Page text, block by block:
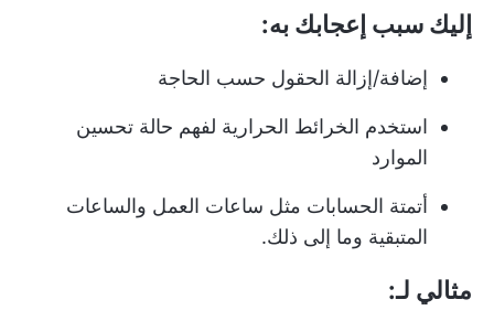
إليك سبب إعجابك به:
إضافة/إزالة الحقول حسب الحاجة
استخدم الخرائط الحرارية لفهم حالة تحسين
الموارد
أتمتة الحسابات مثل ساعات العمل والساعات
المتبقية وما إلى ذلك.
مثالي لـ: